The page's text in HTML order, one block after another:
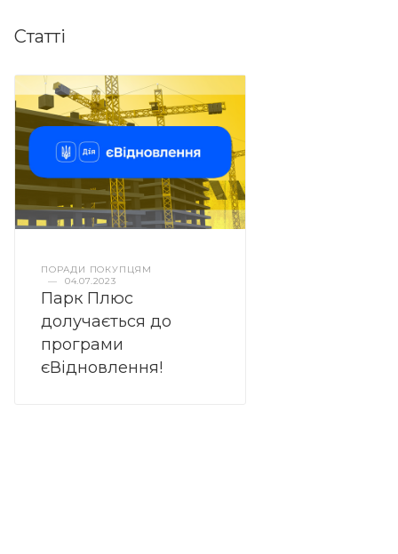
Статті
ПОРАДИ ПОКУПЦЯМ
—
04.07.2023
Парк Плюс
долучається до
програми
єВідновлення!